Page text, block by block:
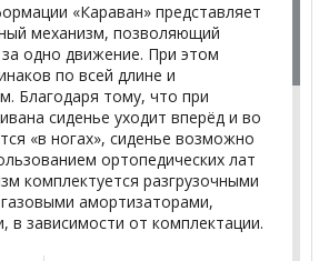
«Караван» представляет
механизм, позволяющий
одно движение. При этом
по всей длине и
Благодаря тому, что при
сиденье уходит вперёд и во
«в ногах», сиденье возможно
ортопедических лат
комплектуется разгрузочными
амортизаторами,
в зависимости от комплектации.